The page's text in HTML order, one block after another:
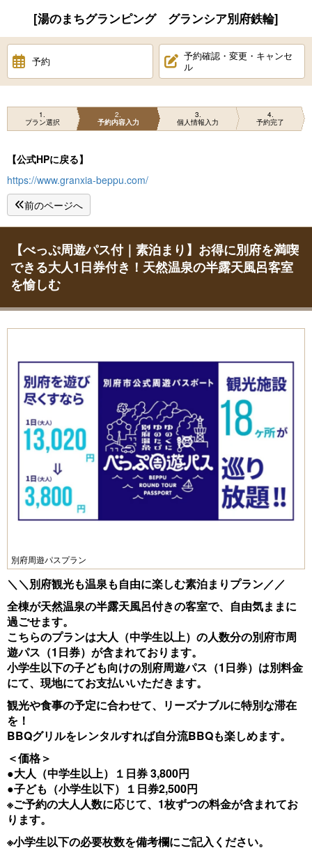
[湯のまちグランピング グランシア別府鉄輪]
予約
予約確認・変更・キャンセ
ル
1
プラン選択
2
予約内容入力
3
個人情報入力
4
予約完了
【公式HPに戻る】
https://www.granxia-beppu.com/
前のページへ
【べっぷ周遊パス付｜素泊まり】お得に別府を満喫
できる大人1日券付き！天然温泉の半露天風呂客室
を愉しむ
別府周遊パスプラン
＼＼別府観光も温泉も自由に楽しむ素泊まりプラン／／
全棟が天然温泉の半露天風呂付きの客室で、自由気ままに
過ごせます。
こちらのプランは大人（中学生以上）の人数分の別府市周
遊パス（1日券）が含まれております。
小学生以下の子ども向けの別府周遊パス（1日券）は別料金
にて、現地にてお支払いいただきます。
観光や食事の予定に合わせて、リーズナブルに特別な滞在
を！
BBQグリルをレンタルすれば自分流BBQも楽しめます。
＜価格＞
●大人（中学生以上）１日券 3,800円
●子ども（小学生以下）１日券2,500円
※ご予約の大人人数に応じて、1枚ずつの料金が含まれてお
ります。
※小学生以下の必要枚数を備考欄にご記入ください。